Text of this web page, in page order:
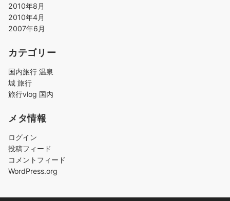
2010年8月
2010年4月
2007年6月
カテゴリー
国内旅行 温泉
城 旅行
旅行vlog 国内
メタ情報
ログイン
投稿フィード
コメントフィード
WordPress.org